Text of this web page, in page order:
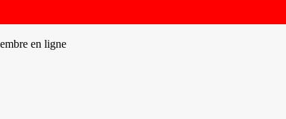
en ligne